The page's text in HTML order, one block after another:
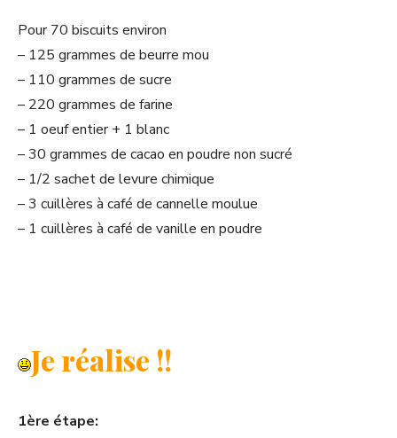
Pour 70 biscuits environ
– 125 grammes de beurre mou
– 110 grammes de sucre
– 220 grammes de farine
– 1 oeuf entier + 1 blanc
– 30 grammes de cacao en poudre non sucré
– 1/2 sachet de levure chimique
– 3 cuillères à café de cannelle moulue
– 1 cuillères à café de vanille en poudre
Je réalise !!
1ère étape: